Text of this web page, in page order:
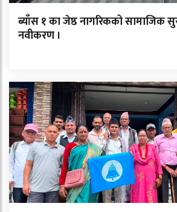
ब्याँस १ का जेष्ठ नागरिकको सामाजिक
नवीकरण ।